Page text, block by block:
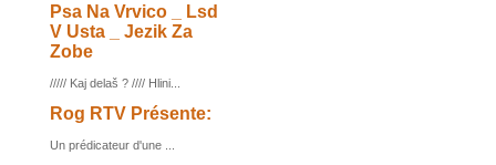
Psa Na Vrvico _ Lsd
V Usta _ Jezik Za
Zobe
///// Kaj delaš ? //// Hlini...
Rog RTV Présente:
Un prédicateur d'une ...